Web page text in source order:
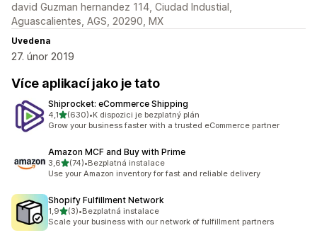
david Guzman hernandez 114, Ciudad Industial,
Aguascalientes, AGS, 20290, MX
Uvedena
27. únor 2019
Více aplikací jako je tato
Shiprocket: eCommerce Shipping
4,1z 5 hvězd
(630)
Celkový počet recenzí: 630
•K dispozici je bezplatný plán
Grow your business faster with a trusted eCommerce partner
Amazon MCF and Buy with Prime
3,6z 5 hvězd
(74)
Celkový počet recenzí: 74
•Bezplatná instalace
Use your Amazon inventory for fast and reliable delivery
Shopify Fulfillment Network
1,9z 5 hvězd
(3)
Celkový počet recenzí: 3
•Bezplatná instalace
Scale your business with our network of fulfillment partners